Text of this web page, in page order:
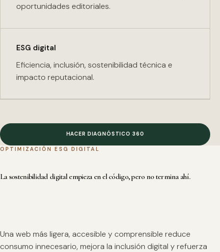
oportunidades editoriales.
ESG digital
Eficiencia, inclusión, sostenibilidad técnica e
impacto reputacional.
HACER DIAGNÓSTICO 360
OPTIMIZACIÓN ESG DIGITAL
La sostenibilidad digital empieza en el código, pero no termina ahí.
Una web más ligera, accesible y comprensible reduce
consumo innecesario, mejora la inclusión digital y refuerza